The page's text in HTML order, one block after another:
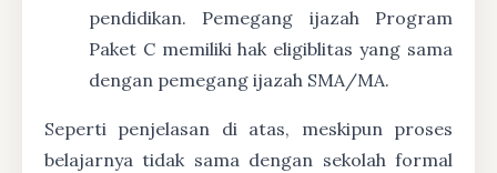
pendidikan. Pemegang ijazah Program
Paket C memiliki hak eligiblitas yang sama
dengan pemegang ijazah SMA/MA.
Seperti penjelasan di atas, meskipun proses
belajarnya tidak sama dengan sekolah formal